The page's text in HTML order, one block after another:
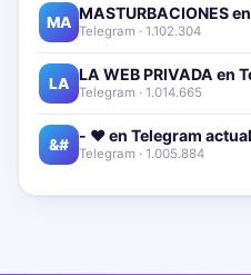
MA MASTURBACIONES
Telegram · 1.102.304
LA LA WEB PRIVADA en
Telegram · 1.014.665
&# - ❤️ en Telegram
Telegram · 1.005.884